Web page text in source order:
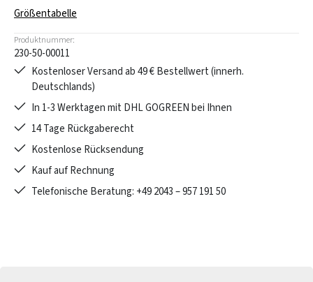
Größentabelle
Produktnummer:
230-50-00011
Kostenloser Versand ab 49 € Bestellwert (innerh.
Deutschlands)
In 1-3 Werktagen mit DHL GOGREEN bei Ihnen
14 Tage Rückgaberecht
Kostenlose Rücksendung
Kauf auf Rechnung
Telefonische Beratung: +49 2043 – 957 191 50